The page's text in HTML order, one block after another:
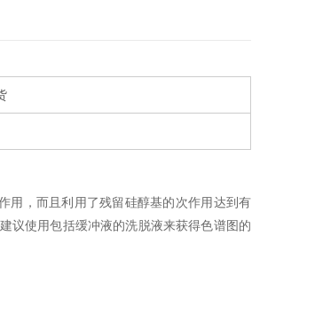
用，而且利用了残留硅醇基的次作用达到有
议使用包括缓冲液的洗脱液来获得色谱图的